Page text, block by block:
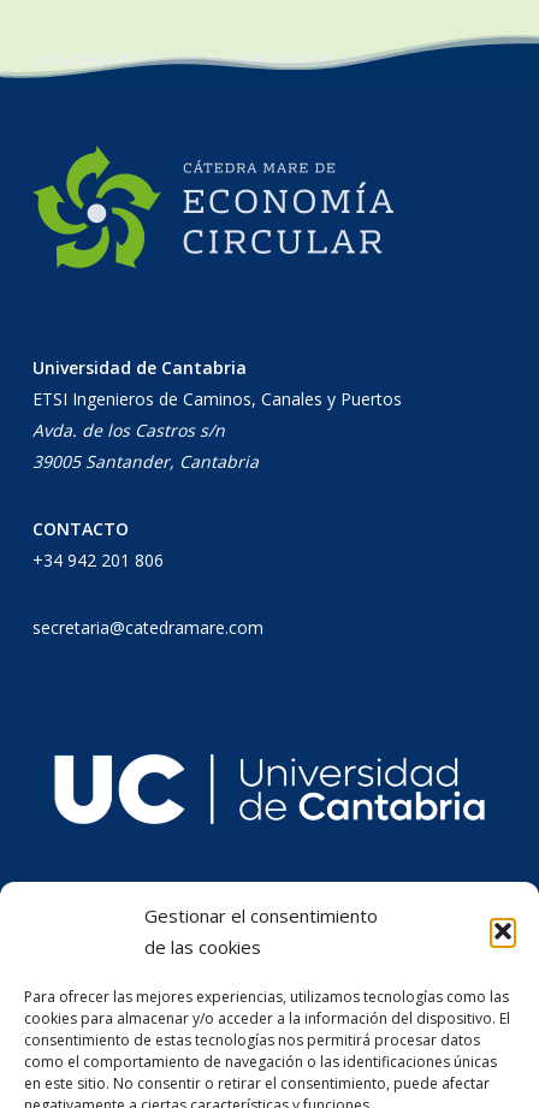
Gestionar el consentimiento
de las cookies
Para ofrecer las mejores experiencias, utilizamos tecnologías como las
cookies para almacenar y/o acceder a la información del dispositivo. El
consentimiento de estas tecnologías nos permitirá procesar datos
como el comportamiento de navegación o las identificaciones únicas
en este sitio. No consentir o retirar el consentimiento, puede afectar
Universidad de Cantabria
ETSI Ingenieros de Caminos, Canales y Puertos
Avda. de los Castros s/n
39005 Santander, Cantabria
CONTACTO
+34 942 201 806
secretaria@catedramare.com